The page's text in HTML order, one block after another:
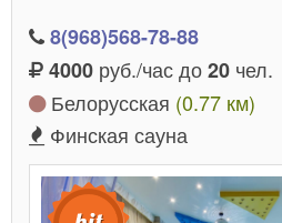
8(968)568-78-88
4000 руб./час до20 чел.
Белорусская (0.77 км)
Финская сауна